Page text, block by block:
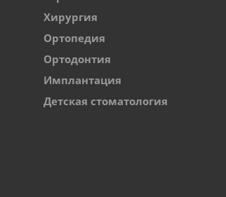
Хирургия
Ортопедия
Ортодонтия
Имплантация
Детская стоматология